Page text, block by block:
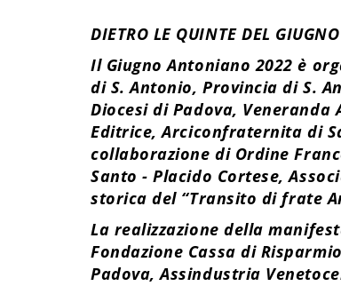
DIETRO LE QUINTE DEL
Il Giugno Antoniano 2022 è
di S. Antonio, Provincia di S.
Diocesi di Padova, Veneranda
Editrice, Arciconfraternita di
collaborazione di Ordine
Santo - Placido Cortese,
storica del “Transito di frate
La realizzazione della
Fondazione Cassa di
Padova, Assindustria